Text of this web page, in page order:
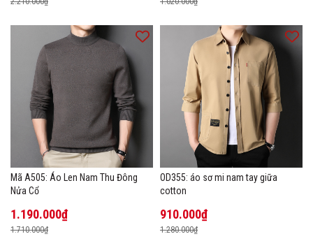
Mã A505: Áo Len Nam Thu Đông
Nửa Cổ
1.190.000₫
1.710.000₫
OD355: áo sơ mi nam tay giữa
cotton
910.000₫
1.280.000₫